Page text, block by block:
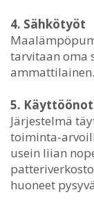
4. Sähkötyöt
tarvitaan oma
ammattilainen.
5.
Järjestelmä
toiminta-
usein liian
huoneet